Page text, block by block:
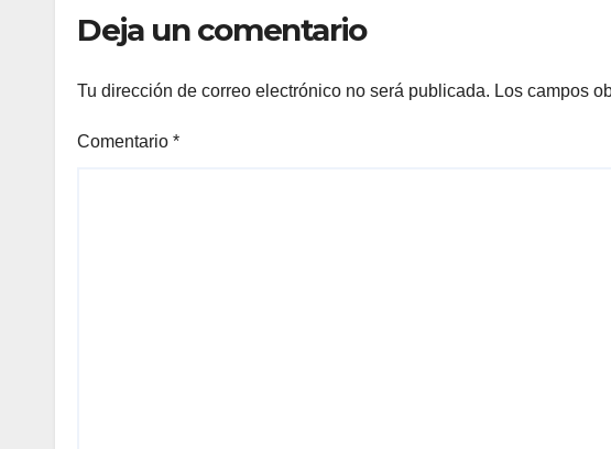
Deja un comentario
Tu dirección de correo electrónico no será publicada. Los campos
Comentario *